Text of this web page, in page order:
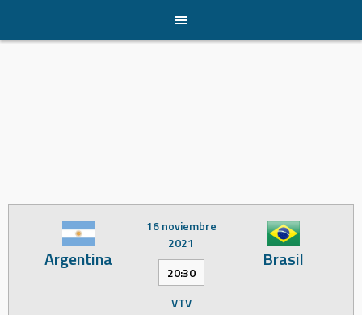
content
Argentina Brasil
16 noviembre
2021
20:30
VTV